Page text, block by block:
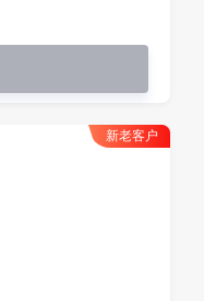
新老客户